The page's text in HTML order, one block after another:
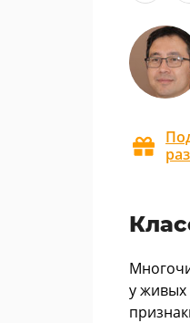
у живых